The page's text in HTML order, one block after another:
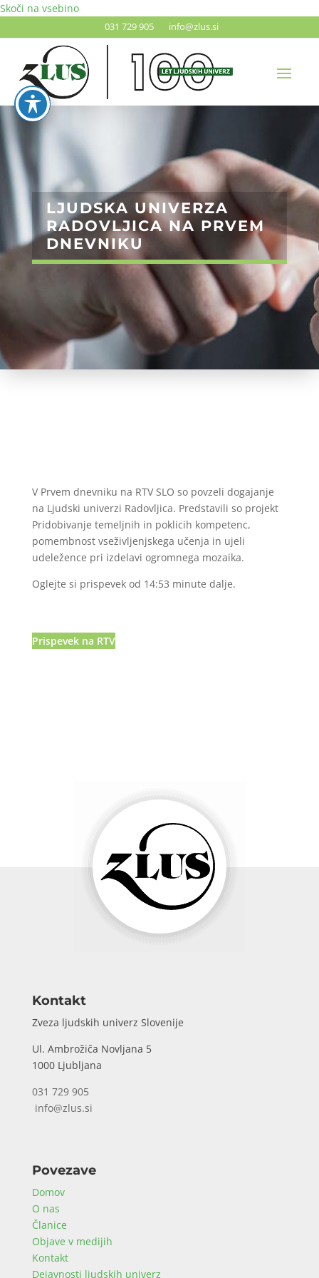
Skoči na vsebino
031 729 905 info@zlus.si
LJUDSKA UNIVERZA
RADOVLJICA NA PRVEM
DNEVNIKU
V Prvem dnevniku na RTV SLO so povzeli dogajanje
na Ljudski univerzi Radovljica. Predstavili so projekt
Pridobivanje temeljnih in poklicih kompetenc,
pomembnost vseživljenjskega učenja in ujeli
udeležence pri izdelavi ogromnega mozaika.
Oglejte si prispevek od 14:53 minute dalje.
Prispevek na RTV
Kontakt
Zveza ljudskih univerz Slovenije
Ul. Ambrožiča Novljana 5
1000 Ljubljana
031 729 905
info@zlus.si
Povezave
Domov
O nas
Članice
Objave v medijih
Kontakt
Dejavnosti ljudskih univerz